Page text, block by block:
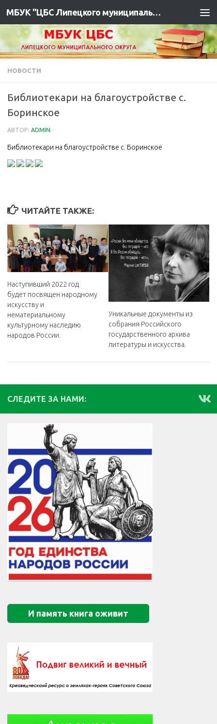
МБУК "ЦБС Липецкого муниципального района"
НОВОСТИ
Библиотекари на благоустройстве с.
Боринское ️
АВТОР: ADMIN ·
Библиотекари на благоустройстве с. Боринское ️
ЧИТАЙТЕ ТАКЖЕ:
Наступивший 2022 год
будет посвящен народному
искусству и
нематериальному
культурному наследию
народов России.
Уникальные документы из
собрания Российского
государственного архива
литературы и искусства.
СЛЕДИТЕ ЗА НАМИ:
И память книга оживит